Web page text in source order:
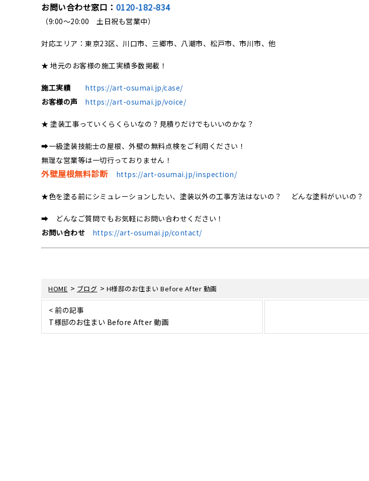
お問い合わせ窓口： 0120-182-834
（9:00～20:00 土日祝も営業中）
対応エリア：東京23区、川口市、三郷市、八潮市、松戸市、市川市、他
★ 地元のお客様の施工実績多数掲載！
施工実績
https://art-osumai.jp/case/
お客様の声
https://art-osumai.jp/voice/
★ 塗装工事っていくらくらいなの？見積りだけでもいいのかな？
➡一級塗装技能士の屋根、外壁の無料点検をご利用ください！
無理な営業等は一切行っておりません！
外壁屋根無料診断 https://art-osumai.jp/inspection/
★色を塗る前にシミュレーションしたい、塗装以外の工事方法はないの？ どんな塗料がいいの？
➡ どんなご質問でもお気軽にお問い合わせください！
お問い合わせ
https://art-osumai.jp/contact/
HOME > ブログ > H様邸のお住まい Before After 動画
< 前の記事
T様邸のお住まい Before After 動画